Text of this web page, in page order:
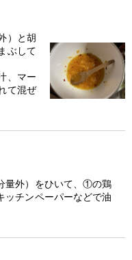
）と胡
ぶして
、マー
て混ぜ
量外）をひいて、①の鶏
ッチンペーパーなどで油